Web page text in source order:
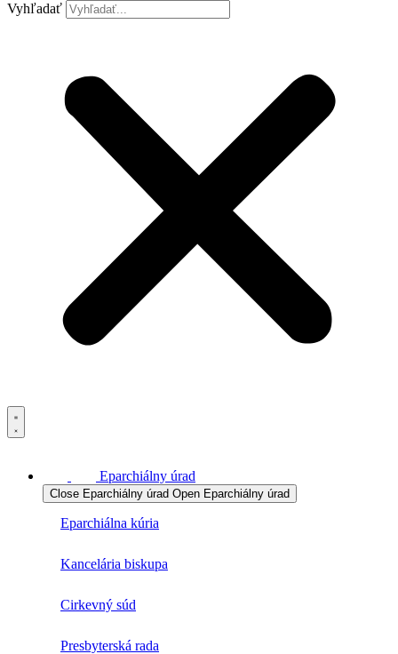
Vyhľadať
Eparchiálny úrad
Close Eparchiálny úrad Open Eparchiálny úrad
Eparchiálna kúria
Kancelária biskupa
Cirkevný súd
Presbyterská rada